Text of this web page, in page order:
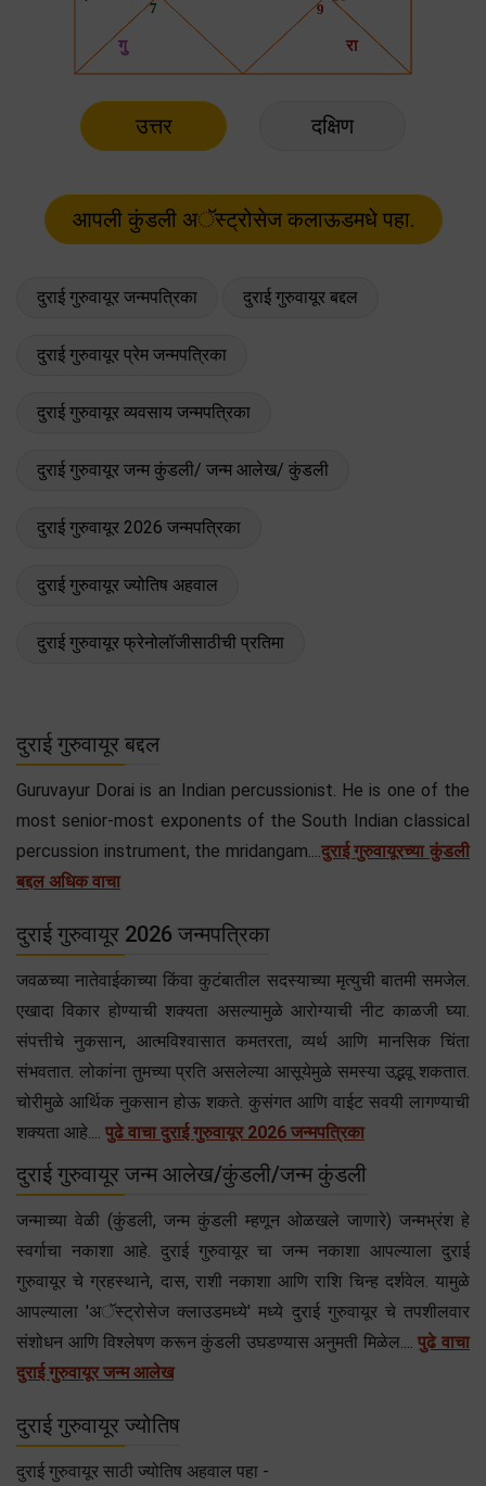
उत्तर दक्षिण
दुराई गुरुवायूर जन्मपत्रिका दुराई गुरुवायूर बद्दल
दुराई गुरुवायूर प्रेम जन्मपत्रिका
दुराई गुरुवायूर व्यवसाय जन्मपत्रिका
दुराई गुरुवायूर जन्म कुंडली/ जन्म आलेख/ कुंडली
दुराई गुरुवायूर 2026 जन्मपत्रिका
दुराई गुरुवायूर ज्योतिष अहवाल
दुराई गुरुवायूर फ्रेनोलॉजीसाठीची प्रतिमा
दुराई गुरुवायूर बद्दल
Guruvayur Dorai is an Indian percussionist. He is one of the
most senior-most exponents of the South Indian classical
percussion instrument, the mridangam....दुराई गुरुवायूरच्या कुंडली
बद्दल अधिक वाचा
दुराई गुरुवायूर 2026 जन्मपत्रिका
जवळच्या नातेवाईकाच्या किंवा कुटंबातील सदस्याच्या मृत्युची बातमी समजेल.
एखादा विकार होण्याची शक्यता असल्यामुळे आरोग्याची नीट काळजी घ्या.
संपत्तीचे नुकसान, आत्मविश्वासात कमतरता, व्यर्थ आणि मानसिक चिंता
संभवतात. लोकांना तुमच्या प्रति असलेल्या आसूयेमुळे समस्या उद्भवू शकतात.
चोरीमुळे आर्थिक नुकसान होऊ शकते. कुसंगत आणि वाईट सवयी लागण्याची
शक्यता आहे.... पुढे वाचा दुराई गुरुवायूर 2026 जन्मपत्रिका
दुराई गुरुवायूर जन्म आलेख/कुंडली/जन्म कुंडली
जन्माच्या वेळी (कुंडली, जन्म कुंडली म्हणून ओळखले जाणारे) जन्मभ्रंश हे
स्वर्गाचा नकाशा आहे. दुराई गुरुवायूर चा जन्म नकाशा आपल्याला दुराई
गुरुवायूर चे ग्रहस्थाने, दास, राशी नकाशा आणि राशि चिन्ह दर्शवेल. यामुळे
आपल्याला 'अॅस्ट्रोसेज क्लाउडमध्ये' मध्ये दुराई गुरुवायूर चे तपशीलवार
संशोधन आणि विश्लेषण करून कुंडली उघडण्यास अनुमती मिळेल....पुढे वाचा
दुराई गुरुवायूर जन्म आलेख
दुराई गुरुवायूर ज्योतिष
दुराई गुरुवायूर साठी ज्योतिष अहवाल पहा -